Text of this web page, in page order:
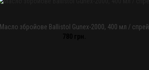
Масло збройове Ballistol Gunex-2000, 400 мл / спрей